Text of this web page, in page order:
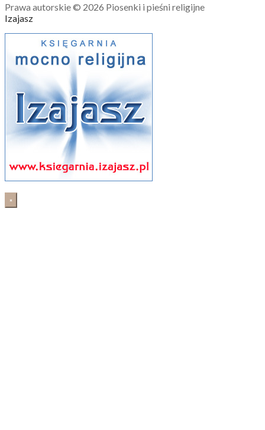
Prawa autorskie © 2026 Piosenki i pieśni religijne
Izajasz
×